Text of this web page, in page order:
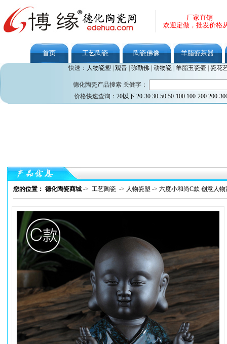
厂家直销
欢迎定做，批发价格
首页 工艺陶瓷 陶瓷佛像 羊脂瓷茶器
快速： 人物瓷塑 观音| 弥勒佛| 动物瓷| 羊脂玉瓷壶| 瓷花
德化陶瓷产品搜索 关健字：
价格快速查询： 20以下 20-30 30-50 50-100 100-200 200-
您的位置： 德化陶瓷商城 -> 工艺陶瓷 -> 人物瓷塑 -> 六度小和尚C款 创意人